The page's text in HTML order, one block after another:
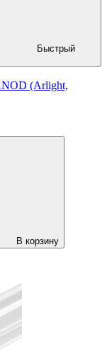
Быстрый
(Arlight,
В корзину